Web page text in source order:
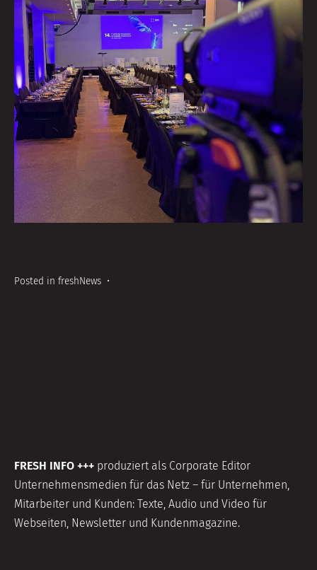
Posted in freshNews •
FRESH INFO +++ produziert als Corporate Editor
Unternehmensmedien für das Netz – für Unternehmen,
Mitarbeiter und Kunden: Texte, Audio und Video für
Webseiten, Newsletter und Kundenmagazine.